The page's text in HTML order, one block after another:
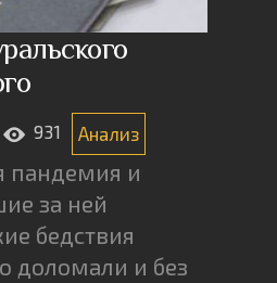
931 Анализ
пандемия и
за ней
бедствия
доломали и без